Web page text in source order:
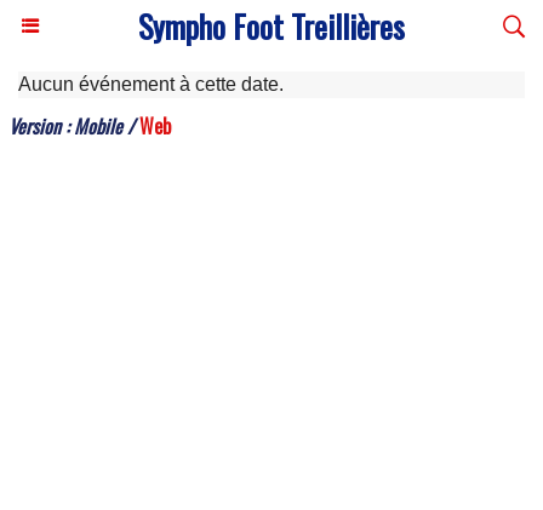
Sympho Foot Treillières
Aucun événement à cette date.
Version :Mobile/Web